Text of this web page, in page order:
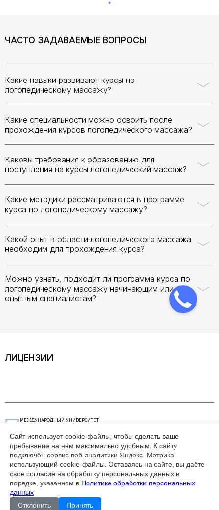
ЧАСТО ЗАДАВАЕМЫЕ ВОПРОСЫ
Какие навыки развивают курсы по
логопедическому массажу?
Какие специальности можно освоить после
прохождения курсов логопедического массажа?
Каковы требования к образованию для
поступления на курсы логопедический массаж?
Какие методики рассматриваются в программе
курса по логопедическому массажу?
Какой опыт в области логопедического массажа
необходим для прохождения курса?
Можно узнать, подходит ли программа курса по
логопедическому массажу начинающим или
опытным специалистам?
ЛИЦЕНЗИИ
МЕЖДУНАРОДНЫЙ УНИВЕРСИТЕТ
КАК СВЯЗАТЬСЯ
+7(495) 626-29-62
da@mueg.ru
РЕЖИМ РАБОТЫ
пн - пт, 10.00 - 17.00
105082 г. Москва,
Спартаковский переулок,
д.2, стр.1
Сайт использует cookie-файлы, чтобы сделать ваше
пребывание на нём максимально удобным. К cайту
подключён сервис веб-аналитики Яндекс. Метрика,
использующий cookie-файлы. Оставаясь на сайте, вы даёте
своё согласие на обработку персональных данных в
порядке, указанном в Политике обработки персональных
данных
Отклонить
Принять